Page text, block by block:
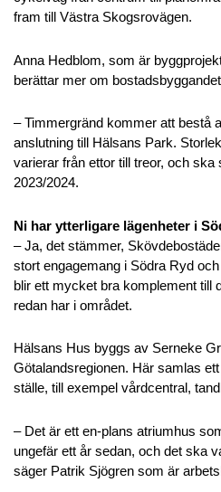
fram till Västra Skogsrovägen.
Anna Hedblom, som är
berättar mer om
– Timmergränd kommer att bestå
anslutning till Hälsans Park.
varierar från ettor till treor, och
2023/2024.
Ni har ytterligare lägenheter i
– Ja, det stämmer,
stort engagemang i Södra Ryd
blir ett mycket bra komplement till
redan har i området.
Hälsans Hus byggs av Serneke
Götalandsregionen. Här samlas
ställe, till exempel vårdcentral,
– Det är ett en-plans atriumhus
ungefär ett år sedan, och det ska
säger Patrik Sjögren som är